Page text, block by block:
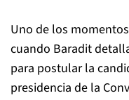
Uno de los
cuando Baradit
para postular la
presidencia de la